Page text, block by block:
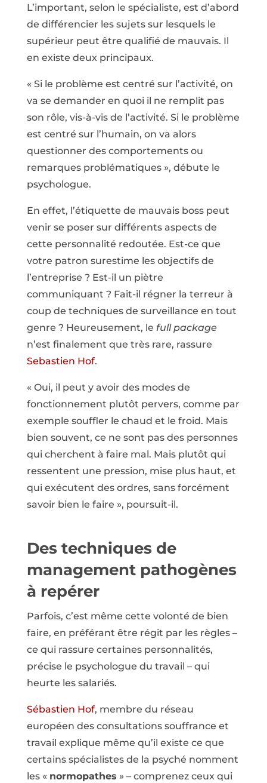
L’important, selon le spécialiste, est d’abord
de différencier les sujets sur lesquels le
supérieur peut être qualifié de mauvais. Il
en existe deux principaux.
« Si le problème est centré sur l’activité, on
va se demander en quoi il ne remplit pas
son rôle, vis-à-vis de l’activité. Si le problème
est centré sur l’humain, on va alors
questionner des comportements ou
remarques problématiques », débute le
psychologue.
En effet, l’étiquette de mauvais boss peut
venir se poser sur différents aspects de
cette personnalité redoutée. Est-ce que
votre patron surestime les objectifs de
l’entreprise ? Est-il un piètre
communiquant ? Fait-il régner la terreur à
coup de techniques de surveillance en tout
genre ? Heureusement, le full package
n’est finalement que très rare, rassure
Sebastien Hof.
« Oui, il peut y avoir des modes de
fonctionnement plutôt pervers, comme par
exemple souffler le chaud et le froid. Mais
bien souvent, ce ne sont pas des personnes
qui cherchent à faire mal. Mais plutôt qui
ressentent une pression, mise plus haut, et
qui exécutent des ordres, sans forcément
savoir bien le faire », poursuit-il.
Des techniques de
management pathogènes
à repérer
Parfois, c’est même cette volonté de bien
faire, en préférant être régit par les règles –
ce qui rassure certaines personnalités,
précise le psychologue du travail – qui
heurte les salariés.
Sébastien Hof, membre du réseau
européen des consultations souffrance et
travail explique même qu’il existe ce que
certains spécialistes de la psyché nomment
les « normopathes » – comprenez ceux qui